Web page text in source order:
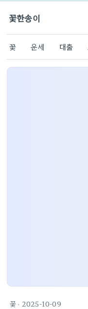
꽃한송이
꽃 운세 대출
꽃 · 2025-10-09